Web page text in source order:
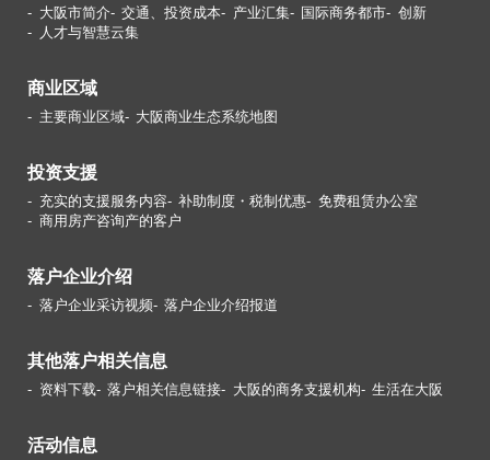
大阪市简介 交通、投资成本 产业汇集 国际商务都市
创新
人才与智慧云集
商业区域
主要商业区域 大阪商业生态系统地图
投资支援
充实的支援服务内容 补助制度・税制优惠
免费租赁办公室
商用房产咨询产的客户
落户企业介绍
落户企业采访视频 落户企业介绍报道
其他落户相关信息
资料下载 落户相关信息链接 大阪的商务支援机构 生活在大阪
活动信息